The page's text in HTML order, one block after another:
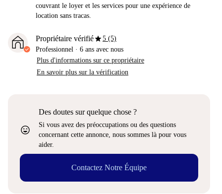
couvrant le loyer et les services pour une expérience de
location sans tracas.
Propriétaire vérifiéstar5 (5)
Professionnel · 6 ans avec nous
Plus d'informations sur ce propriétaire
En savoir plus sur la vérification
sentiment_very_satisfied
Des doutes sur quelque chose ?
Si vous avez des préoccupations ou des questions
concernant cette annonce, nous sommes là pour vous
aider.
Contactez Notre Équipe